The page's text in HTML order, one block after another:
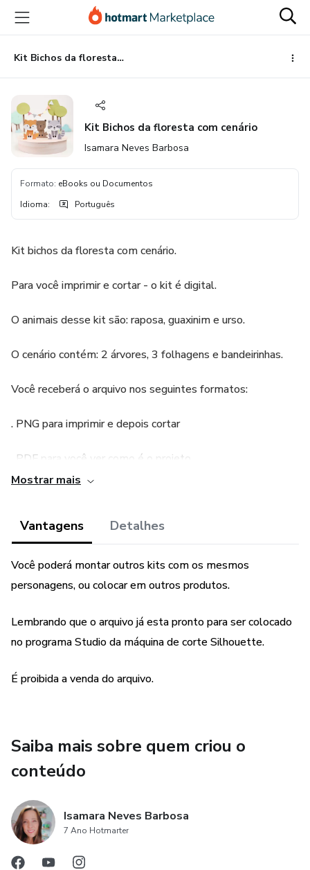
para
conteúdo
principal
para
pagamento
para
rodapé
Kit Bichos da floresta com cenário
Kit Bichos da floresta com cenário
Isamara Neves Barbosa
Formato: eBooks ou Documentos
Idioma: Português
Kit bichos da floresta com cenário.
Para você imprimir e cortar - o kit é digital.
O animais desse kit são: raposa, guaxinim e urso.
O cenário contém: 2 árvores, 3 folhagens e bandeirinhas.
Você receberá o arquivo nos seguintes formatos:
. PNG para imprimir e depois cortar
. PDF para você ver como é o projeto.
Animais (raposa, guaxinim e urso)5,0cm
Árvore maior 10,5cm
Folhagem maior 3,0cm
Mostrar mais
Vantagens Detalhes
Você poderá montar outros kits com os mesmos
personagens, ou colocar em outros produtos.
Lembrando que o arquivo já esta pronto para ser colocado
no programa Studio da máquina de corte Silhouette.
É proibida a venda do arquivo.
Saiba mais sobre quem criou o
conteúdo
Isamara Neves Barbosa
7 Ano Hotmarter